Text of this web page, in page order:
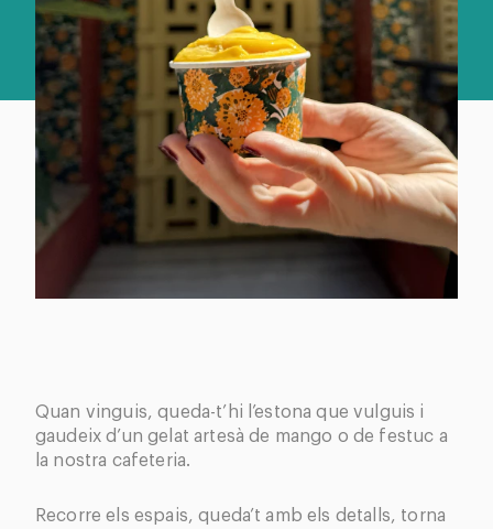
Quan vinguis, queda-t’hi l’estona que vulguis i
gaudeix d’un gelat artesà de mango o de festuc a
la nostra cafeteria.
Recorre els espais, queda’t amb els detalls, torna